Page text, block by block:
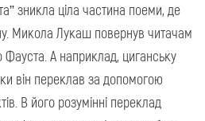
зникла ціла частина поеми, де
Микола Лукаш повернув читачам
А наприклад, циганську
він переклав за допомогою
В його розумінні переклад